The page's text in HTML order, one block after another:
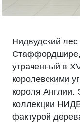
Нидвудский
Стаффордшире,
утраченный в
королевскими
короля Англии,
коллекции
фактурой